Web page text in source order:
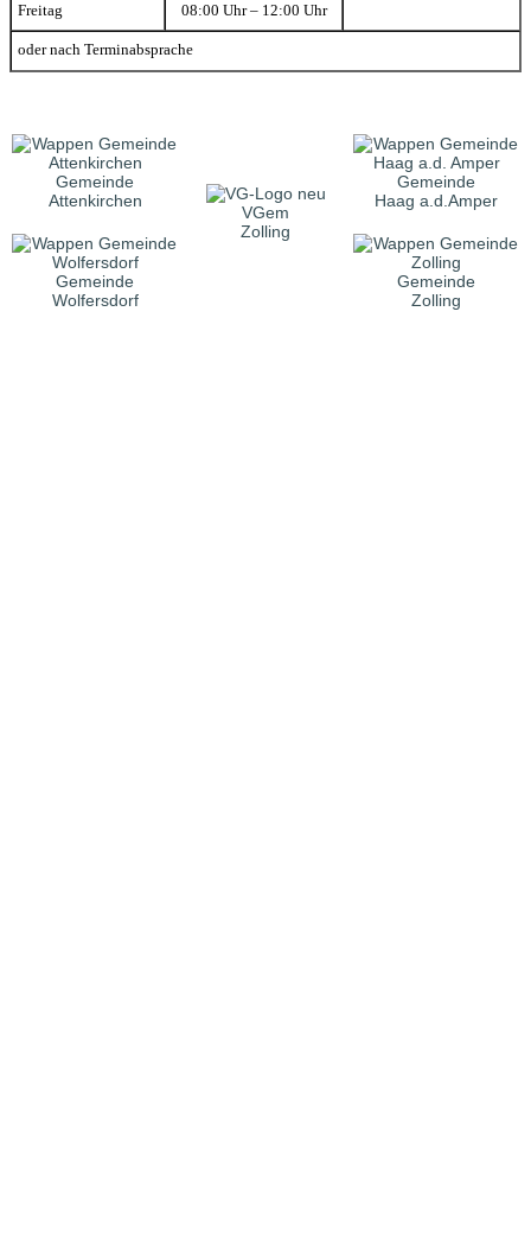
Freitag 08:00 Uhr – 12:00 Uhr
oder nach Terminabsprache
Gemeinde
Attenkirchen
VGem
Zolling
Gemeinde
Haag a.d.Amper
Gemeinde
Wolfersdorf
Gemeinde
Zolling